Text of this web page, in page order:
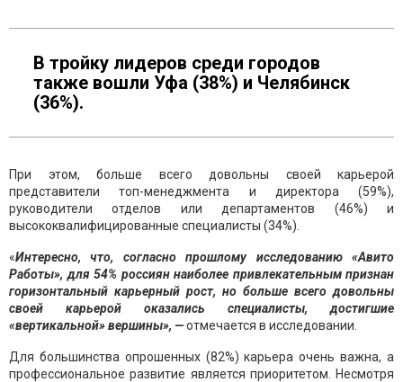
В тройку лидеров среди городов
также вошли Уфа (38%) и Челябинск
(36%).
При этом, больше всего довольны своей карьерой
представители топ-менеджмента и директора (59%),
руководители отделов или департаментов (46%) и
высококвалифицированные специалисты (34%).
«Интересно, что, согласно прошлому исследованию «Авито
Работы», для 54% россиян наиболее привлекательным признан
горизонтальный карьерный рост, но больше всего довольны
своей карьерой оказались специалисты, достигшие
«вертикальной» вершины», —отмечается в исследовании.
Для большинства опрошенных (82%) карьера очень важна, а
профессиональное развитие является приоритетом. Несмотря